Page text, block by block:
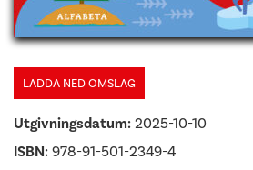
LADDA NED OMSLAG
Utgivningsdatum: 2025-10-10
ISBN: 978-91-501-2349-4